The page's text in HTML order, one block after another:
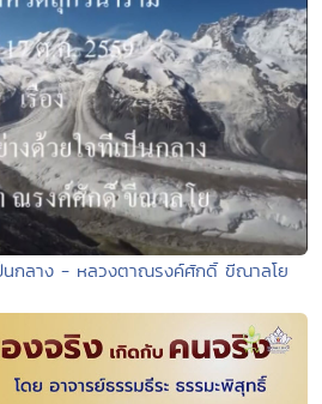
นกลาง - หลวงตาณรงค์ศักดิ์ ขีณาลโย